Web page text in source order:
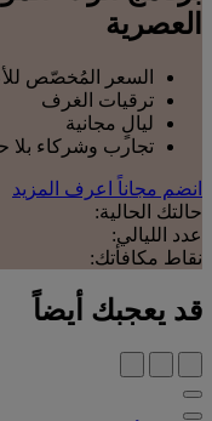
العصرية
السعر المُخصّص
ترقيات الغرف
ليالٍ مجانية
تجارب وشركاء بلا
انضم مجاناً
اعرف المزيد
حالتك الحالية:
عدد الليالي:
نقاط مكافأتك:
قد يعجبك أيضاً